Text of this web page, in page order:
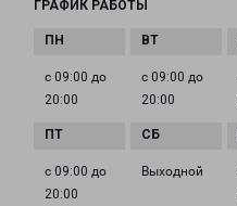
ГРАФИК РАБОТЫ
с 09:00 до
20:00
с 09:00 до
20:00
с 09:00 до
20:00
Выходной